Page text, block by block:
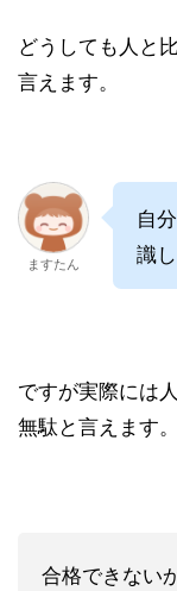
どうしても人と
言えます。
ますたん
自
識
ですが実際には
無駄と言えます。
合格できない